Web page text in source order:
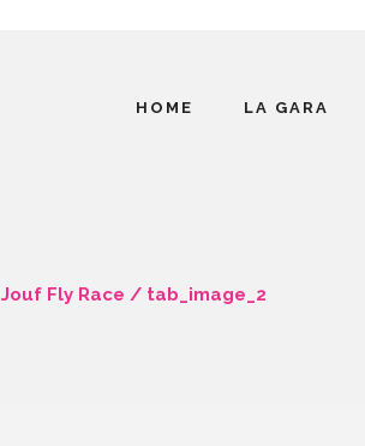
HOME LA GARA
Jouf Fly Race / tab_image_2